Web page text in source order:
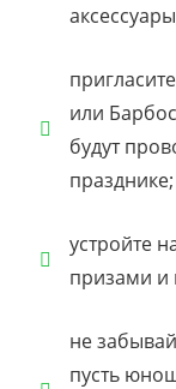
или
будут
празднике;
устройте
призами и
не
пусть